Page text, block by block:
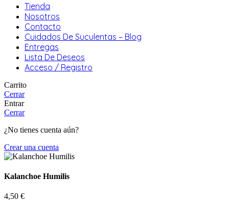
Tienda
Nosotros
Contacto
Cuidados De Suculentas – Blog
Entregas
Lista De Deseos
Acceso / Registro
Carrito
Cerrar
Entrar
Cerrar
¿No tienes cuenta aún?
Crear una cuenta
Kalanchoe Humilis
4,50 €